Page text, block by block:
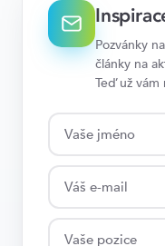
Pozvánky
články na
Teď už vám